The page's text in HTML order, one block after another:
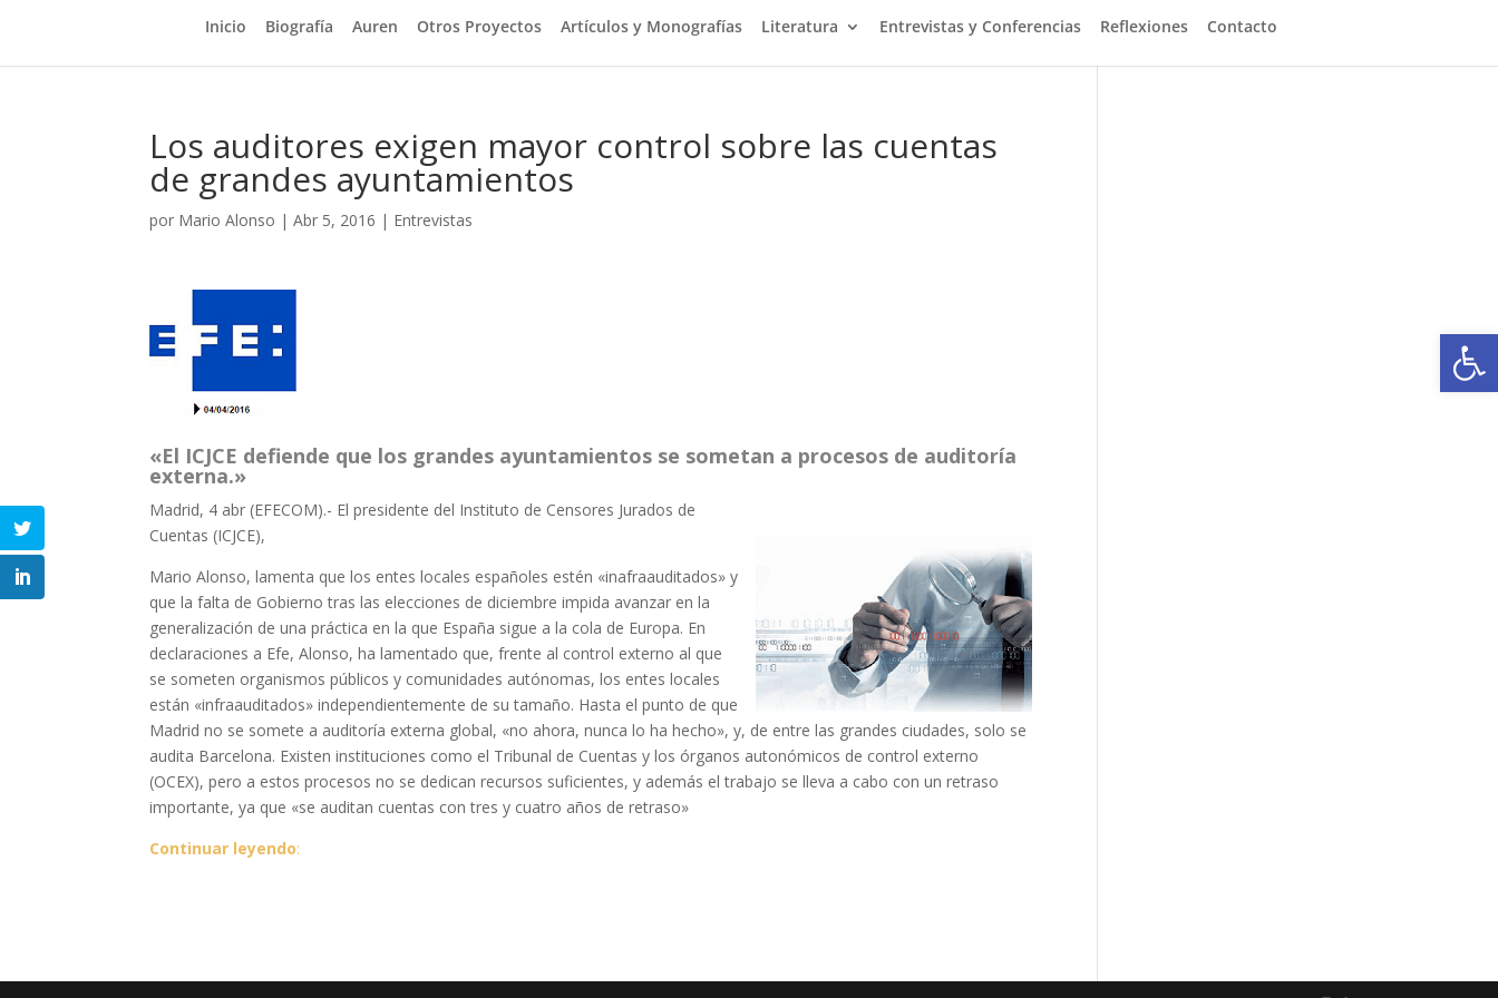
Inicio Biografía Auren Otros Proyectos Artículos y Monografías Literatura Entrevistas y Conferencias Reflexiones Contacto
Los auditores exigen mayor control sobre las cuentas
de grandes ayuntamientos
por Mario Alonso |Abr 5, 2016 | Entrevistas
«El ICJCE defiende que los grandes ayuntamientos se sometan a procesos de auditoría
externa.»
Madrid, 4 abr (EFECOM).- El presidente del Instituto de Censores Jurados de
Cuentas (ICJCE),
Mario Alonso, lamenta que los entes locales españoles estén «inafraauditados» y
que la falta de Gobierno tras las elecciones de diciembre impida avanzar en la
generalización de una práctica en la que España sigue a la cola de Europa. En
declaraciones a Efe, Alonso, ha lamentado que, frente al control externo al que
se someten organismos públicos y comunidades autónomas, los entes locales
están «infraauditados» independientemente de su tamaño. Hasta el punto de que
Madrid no se somete a auditoría externa global, «no ahora, nunca lo ha hecho», y, de entre las grandes ciudades, solo se
audita Barcelona. Existen instituciones como el Tribunal de Cuentas y los órganos autonómicos de control externo
(OCEX), pero a estos procesos no se dedican recursos suficientes, y además el trabajo se lleva a cabo con un retraso
importante, ya que «se auditan cuentas con tres y cuatro años de retraso»
Continuar leyendo: